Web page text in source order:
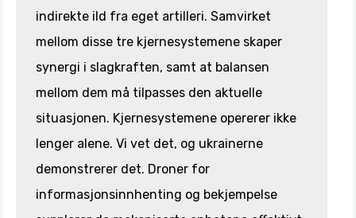
indirekte ild fra eget artilleri. Samvirket
mellom disse tre kjernesystemene skaper
synergi i slagkraften, samt at balansen
mellom dem må tilpasses den aktuelle
situasjonen. Kjernesystemene opererer ikke
lenger alene. Vi vet det, og ukrainerne
demonstrerer det. Droner for
informasjonsinnhenting og bekjempelse